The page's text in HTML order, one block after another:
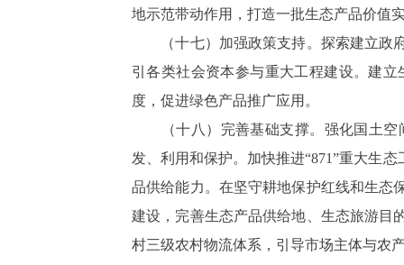
地示范带动作用，打造一批生态产品价值
（十七）加强政策支持。探索建立政府
引各类社会资本参与重大工程建设。建
度，促进绿色产品推广应用。
（十八）完善基础支撑。强化国土空
发、利用和保护。加快推进“871”重大生
品供给能力。在坚守耕地保护红线和生态
建设，完善生态产品供给地、生态旅游目
村三级农村物流体系，引导市场主体与农